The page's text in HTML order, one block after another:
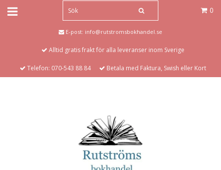
0
E-post: info@rutstromsbokhandel.se
Alltid gratis frakt för alla leveranser inom Sverige
Telefon: 070-543 88 84 Betala med Faktura, Swish eller Kort